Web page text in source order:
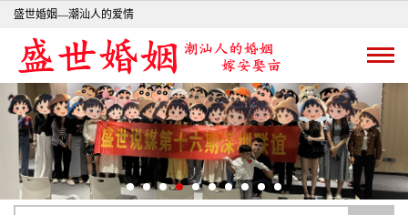
盛世婚姻—潮汕人的爱情